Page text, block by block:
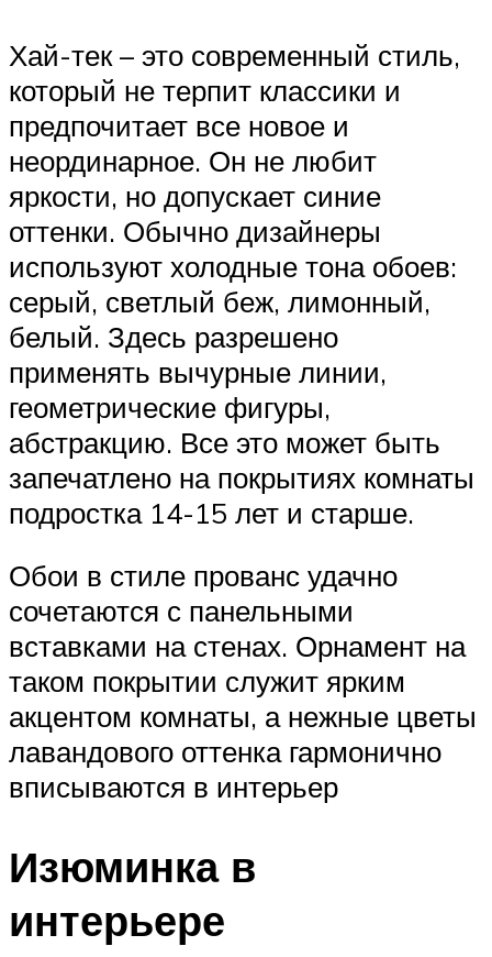
Хай-тек – это современный стиль,
который не терпит классики и
предпочитает все новое и
неординарное. Он не любит
яркости, но допускает синие
оттенки. Обычно дизайнеры
используют холодные тона обоев:
серый, светлый беж, лимонный,
белый. Здесь разрешено
применять вычурные линии,
геометрические фигуры,
абстракцию. Все это может быть
запечатлено на покрытиях комнаты
подростка 14-15 лет и старше.
Обои в стиле прованс удачно
сочетаются с панельными
вставками на стенах. Орнамент на
таком покрытии служит ярким
акцентом комнаты, а нежные цветы
лавандового оттенка гармонично
вписываются в интерьер
Изюминка в
интерьере